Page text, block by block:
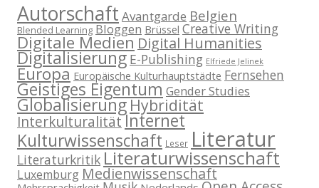
Autorschaft Avantgarde Belgien
Blended Learning Bloggen Brüssel Creative Writing
Digitale Medien Digital Humanities
Digitalisierung E-Publishing Elfriede Jelinek
Europa Europäische Kulturhauptstädte Fernsehen
Geistiges Eigentum Gender Studies
GlobalisierungHybridität
InterkulturalitätInternet
Kulturwissenschaft Leser Literatur
LiteraturkritikLiteraturwissenschaft
Luxemburg Medienwissenschaft